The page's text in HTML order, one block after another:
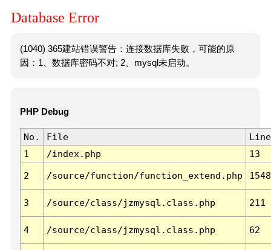
Database Error
(1040) 365建站错误警告：连接数据库失败，可能的原
因：1、数据库密码不对; 2、mysql未启动。
PHP Debug
No. File
Line
1
/index.php 13
2 /source/function/function_extend.php 1548
3 /source/class/jzmysql.class.php 211
4 /source/class/jzmysql.class.php 62